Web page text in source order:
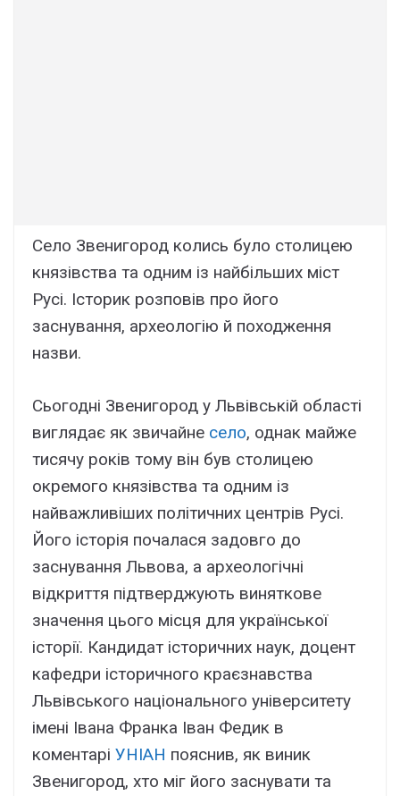
Село Звенигород колись було столицею
князівства та одним із найбільших міст
Русі. Історик розповів про його
заснування, археологію й походження
назви.
Сьогодні Звенигород у Львівській області
виглядає як звичайне село, однак майже
тисячу років тому він був столицею
окремого князівства та одним із
найважливіших політичних центрів Русі.
Його історія почалася задовго до
заснування Львова, а археологічні
відкриття підтверджують виняткове
значення цього місця для української
історії. Кандидат історичних наук, доцент
кафедри історичного краєзнавства
Львівського національного університету
імені Івана Франка Іван Федик в
коментарі УНІАН пояснив, як виник
Звенигород, хто міг його заснувати та